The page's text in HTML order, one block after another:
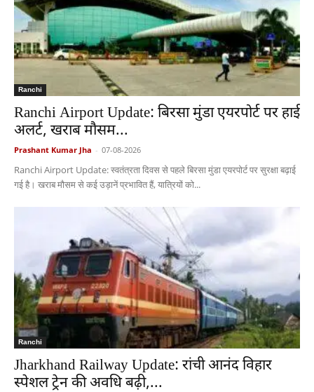
Ranchi
Ranchi Airport Update: बिरसा मुंडा एयरपोर्ट पर हाई
अलर्ट, खराब मौसम...
Prashant Kumar Jha - 07-08-2026
Ranchi Airport Update: स्वतंत्रता दिवस से पहले बिरसा मुंडा एयरपोर्ट पर सुरक्षा बढ़ाई
गई है। खराब मौसम से कई उड़ानें प्रभावित हैं, यात्रियों को...
Ranchi
Jharkhand Railway Update: रांची आनंद विहार
स्पेशल ट्रेन की अवधि बढ़ी,...